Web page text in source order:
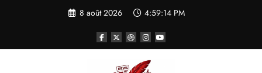
8 août 2026 4:59:14 PM